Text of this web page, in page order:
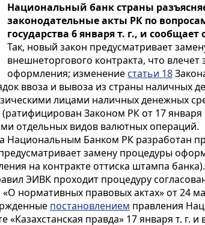
Национальный банк страны
законодательные акты РК по
государства 6 января т. г., и
Так, новый закон предусматривает
внешнеторгового контракта, что
оформления; изменение статьи 18
ввоза и вывоза из страны наличных
лицами наличных денежных
Законом РК от 17
отдельных видов валютных операций.
Национальным Банком РК разработан
замену процедуры
на контракте оттиска штампа банка).
ЭИВК проходит процедуру
«О нормативных правовых актах» от 24
постановлением правления
«Казахстанская правда» 17 января т.